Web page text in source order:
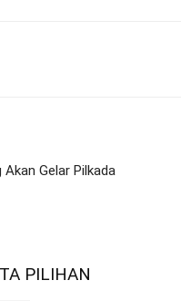
Akan Gelar Pilkada
PILIHAN